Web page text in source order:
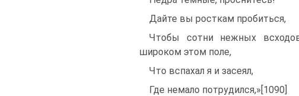
Дайте вы росткам пробиться,
Чтобы сотни нежных
широком этом поле,
Что вспахал я и засеял,
Где немало потрудился,»[1090]